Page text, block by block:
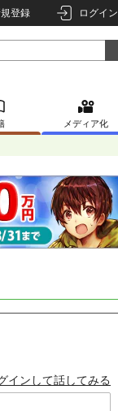
登録 ログイン
メディア化
インして話してみる